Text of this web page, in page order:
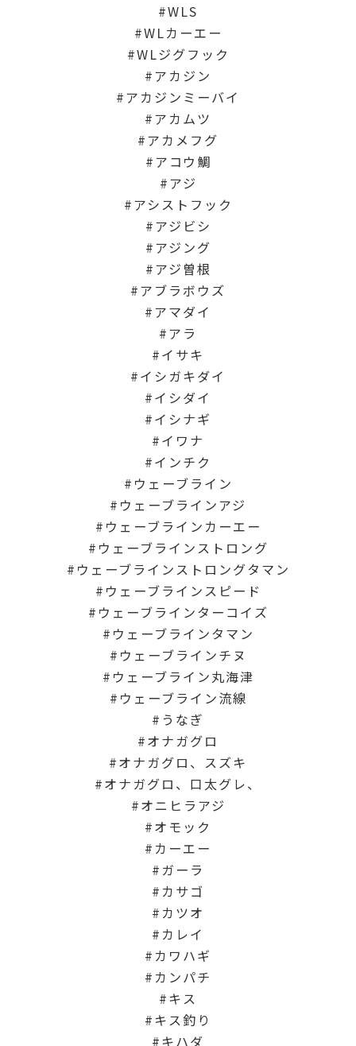
WLS
WLカーエー
WLジグフック
アカジン
アカジンミーバイ
アカムツ
アカメフグ
アコウ鯛
アジ
アシストフック
アジビシ
アジング
アジ曽根
アブラボウズ
アマダイ
アラ
イサキ
イシガキダイ
イシダイ
イシナギ
イワナ
インチク
ウェーブライン
ウェーブラインアジ
ウェーブラインカーエー
ウェーブラインストロング
ウェーブラインストロングタマン
ウェーブラインスピード
ウェーブラインターコイズ
ウェーブラインタマン
ウェーブラインチヌ
ウェーブライン丸海津
ウェーブライン流線
うなぎ
オナガグロ
オナガグロ、スズキ
オナガグロ、口太グレ、
オニヒラアジ
オモック
カーエー
ガーラ
カサゴ
カツオ
カレイ
カワハギ
カンパチ
キス
キス釣り
キハダ